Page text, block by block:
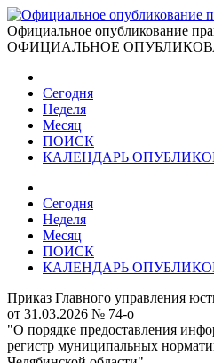
Официальное опубликование
ОФИЦИАЛЬНОЕ
Сегодня
Неделя
Месяц
ПОИСК
КАЛЕНДАРЬ
Сегодня
Неделя
Месяц
ПОИСК
КАЛЕНДАРЬ
Приказ Главного управления
от 31.03.2026 № 74-о
"О порядке предоставления
регистр муниципальных